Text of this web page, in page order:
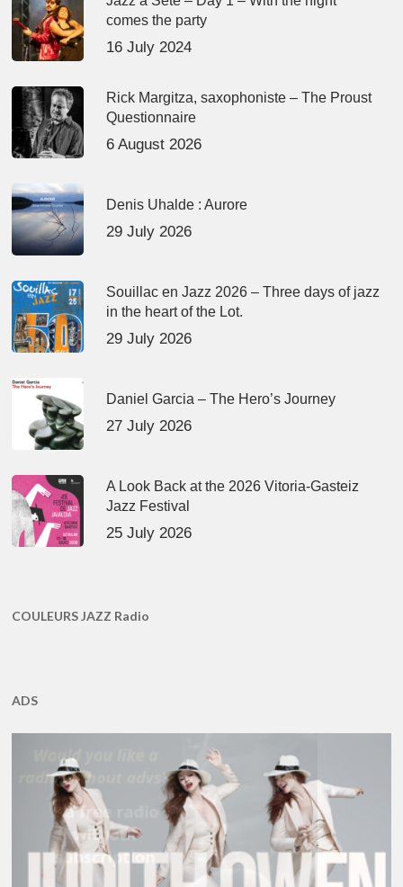
comes the party
16 July 2024
Rick Margitza, saxophoniste – The Proust
Questionnaire
6 August 2026
Denis Uhalde : Aurore
29 July 2026
Souillac en Jazz 2026 – Three days of jazz
in the heart of the Lot.
29 July 2026
Daniel Garcia – The Hero’s Journey
27 July 2026
A Look Back at the 2026 Vitoria-Gasteiz
Jazz Festival
25 July 2026
COULEURS JAZZ Radio
ADS